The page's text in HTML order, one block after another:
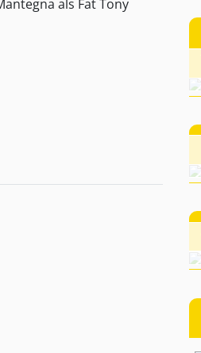
als Fat Tony